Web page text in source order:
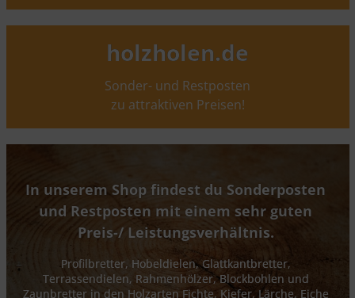
holzholen.de
Sonder- und Restposten
zu attraktiven Preisen!
In unserem Shop findest du Sonderposten
und Restposten mit einem sehr guten
Preis-/ Leistungsverhältnis.
Profilbretter, Hobeldielen, Glattkantbretter,
Terrassendielen, Rahmenhölzer, Blockbohlen und
Zaunbretter in den Holzarten Fichte, Kiefer, Lärche, Eiche